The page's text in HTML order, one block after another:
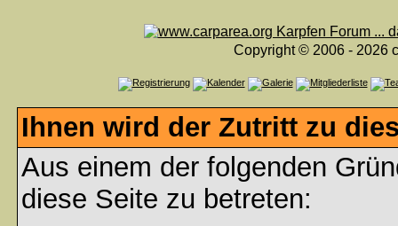
Copyright © 2006 - 2026
Ihnen wird der Zutritt zu
Aus einem der folgenden
diese Seite zu betreten: